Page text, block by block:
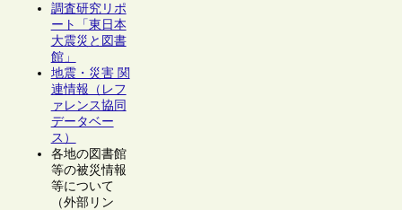
調査研究リポ
ート「東日本
大震災と図書
館」
地震・災害 関
連情報（レフ
ァレンス協同
データベー
ス）
各地の図書館
等の被災情報
等について
（外部リン